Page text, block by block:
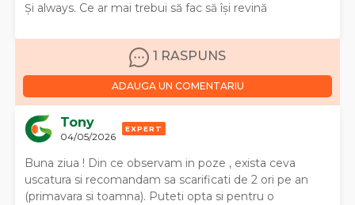
Și always. Ce ar mai trebui să fac să își revină
1 RASPUNS
ADAUGA UN COMENTARIU
Tony
04/05/2026
EXPERT
Buna ziua ! Din ce observam in poze , exista ceva
uscatura si recomandam sa scarificati de 2 ori pe an
(primavara si toamna). Puteti opta si pentru o